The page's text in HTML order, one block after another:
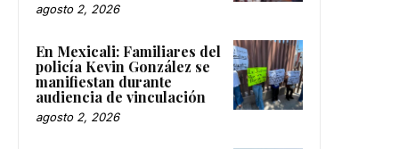
agosto 2, 2026
En Mexicali: Familiares del
policía Kevin González se
manifiestan durante
audiencia de vinculación
agosto 2, 2026